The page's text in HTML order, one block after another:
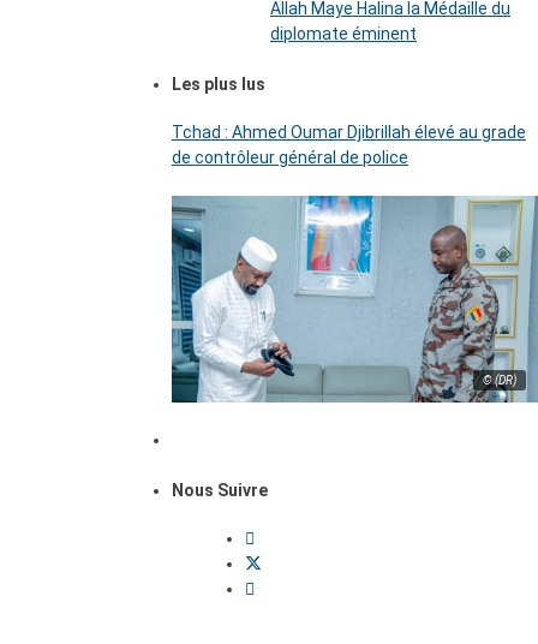
Allah Maye Halina la Médaille du
diplomate éminent
Les plus lus
Tchad : Ahmed Oumar Djibrillah élevé au grade
de contrôleur général de police
© (DR)
Nous Suivre